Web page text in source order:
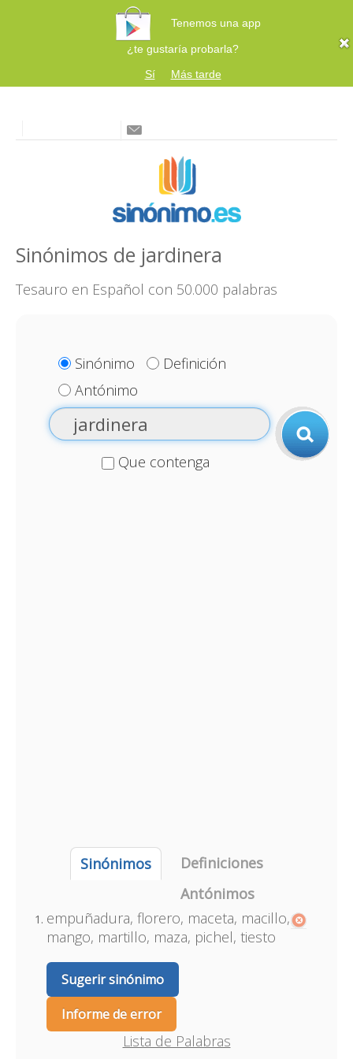
Tenemos una app
¿te gustaría probarla?
Sí
Más tarde
Sinónimos de jardinera
Tesauro en Español con 50.000 palabras
Sinónimo
Definición
Antónimo
Que contenga
Sinónimos
Definiciones
Antónimos
empuñadura, florero, maceta, macillo,
mango, martillo, maza, pichel, tiesto
Sugerir sinónimo
Informe de error
Lista de Palabras